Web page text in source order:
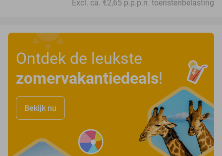
Excl. ca. €2,65 p.p.p.n. toeristenbelasting
Ontdek de leukste
zomervakantiedeals!
Bekijk nu